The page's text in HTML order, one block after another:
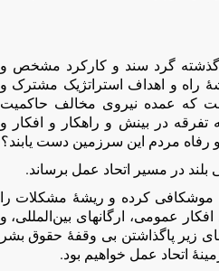
گذشته گرد سند و کارکرد مشخص و
راه و اهداف استراتژیک مشترک و
که عمده نیروی مخالف حاکمیت
تفرقه در بینش و راهکار و افکار و
و رفاه مردم این سرزمین دست یابند؟
در مسیر اتحاد عمل برساند.
موشکافی کرده و ریشۀ مشکلات را
عمومی، ارگانهای بین‌المللی، و
زیر پاگذاشتن بی وقفۀ حقوق بشر
اتحاد عمل خواهیم بود.